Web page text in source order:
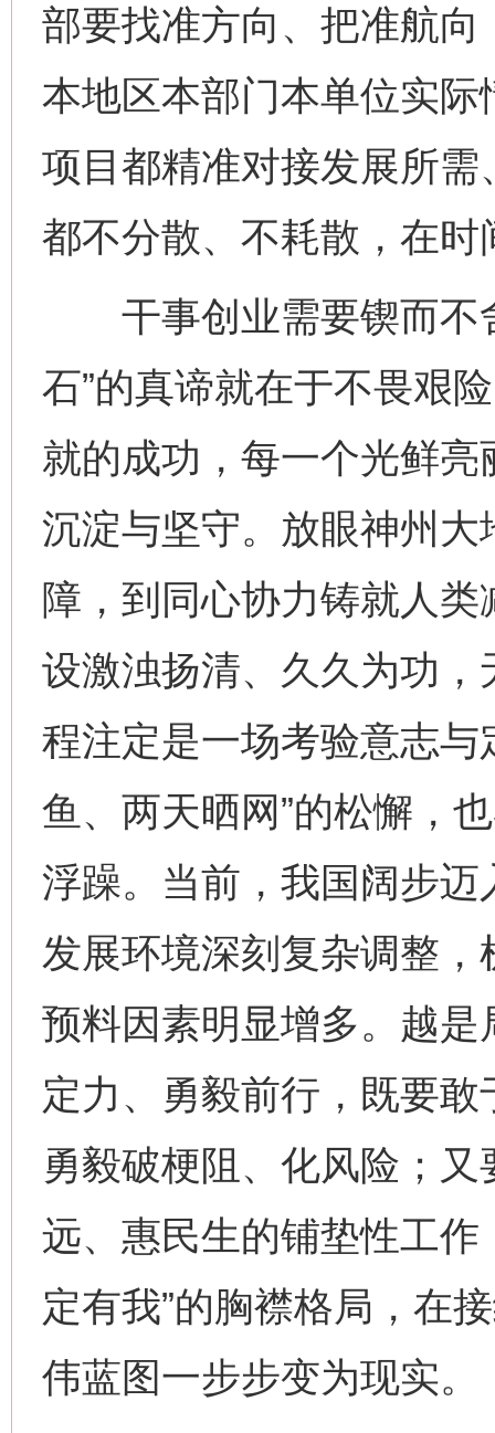
部要找准方向、把准航
本地区本部门本单位实
项目都精准对接发展所
都不分散、不耗散，在
干事创业需要锲而不
石”的真谛就在于不畏艰
就的成功，每一个光鲜
沉淀与坚守。放眼神州
障，到同心协力铸就人
设激浊扬清、久久为功
程注定是一场考验意志与
鱼、两天晒网”的松懈，
浮躁。当前，我国阔步迈
发展环境深刻复杂调整
预料因素明显增多。越
定力、勇毅前行，既要
勇毅破梗阻、化风险；
远、惠民生的铺垫性工作
定有我”的胸襟格局，在
伟蓝图一步步变为现实。